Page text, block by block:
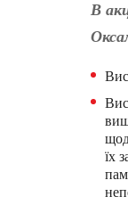
В
їх